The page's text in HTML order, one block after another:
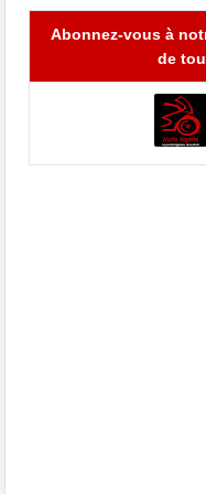
Abonnez-vous à
de